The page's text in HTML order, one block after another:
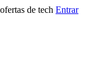
de tech Entrar